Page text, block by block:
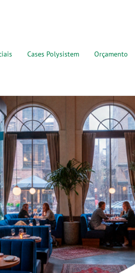
Cases Polysistem Orçamento